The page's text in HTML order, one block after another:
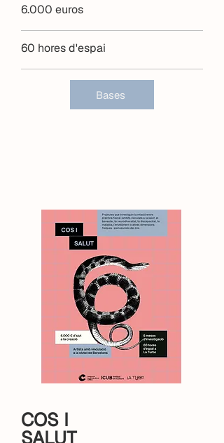
6.000 euros
60 hores d'espai
Bases
COS I
SALUT